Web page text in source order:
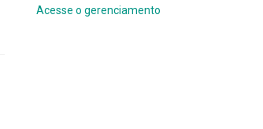
Acesse o gerenciamento